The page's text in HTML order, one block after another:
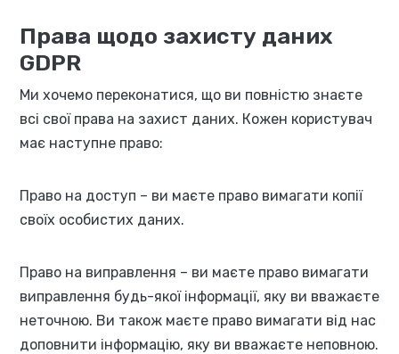
Права щодо захисту даних
GDPR
Ми хочемо переконатися, що ви повністю знаєте
всі свої права на захист даних. Кожен користувач
має наступне право:
Право на доступ – ви маєте право вимагати копії
своїх особистих даних.
Право на виправлення – ви маєте право вимагати
виправлення будь-якої інформації, яку ви вважаєте
неточною. Ви також маєте право вимагати від нас
доповнити інформацію, яку ви вважаєте неповною.